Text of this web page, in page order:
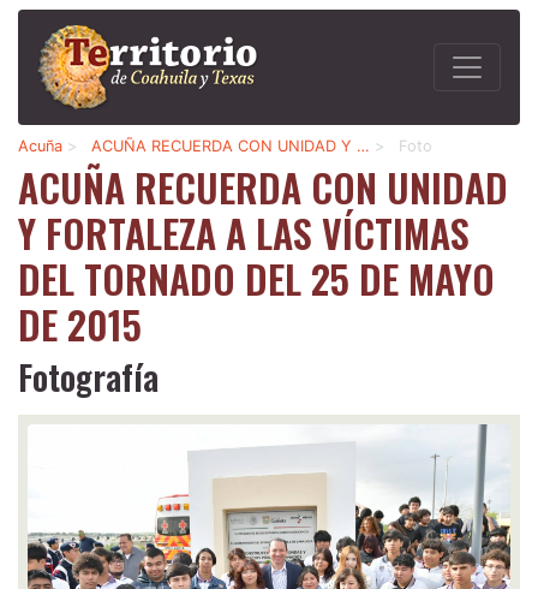
Acuña > ACUÑA RECUERDA CON UNIDAD Y … > Foto
ACUÑA RECUERDA CON UNIDAD
Y FORTALEZA A LAS VÍCTIMAS
DEL TORNADO DEL 25 DE MAYO
DE 2015
Fotografía